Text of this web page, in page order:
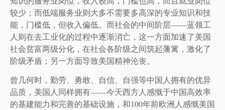
较少；而低端服务业则大多不需要多高深的专业知识和技
能，门槛低，但收入偏低。而社会的中间阶层——蓝领工
人则在去工业化的过程中逐渐消亡，这一方面加速了美国
社会贫富两级分化，在社会各阶级之间筑起藩篱，激化了
阶级矛盾；另一方面导致美国精神沦丧。
曾几何时，勤劳、勇敢、自信、自强等中国人拥有的优异
品质，美国人同样拥有——今天西方人感慨于中国高效率
的基建能力和完善的基础设施，和100年前欧洲人感慨美国